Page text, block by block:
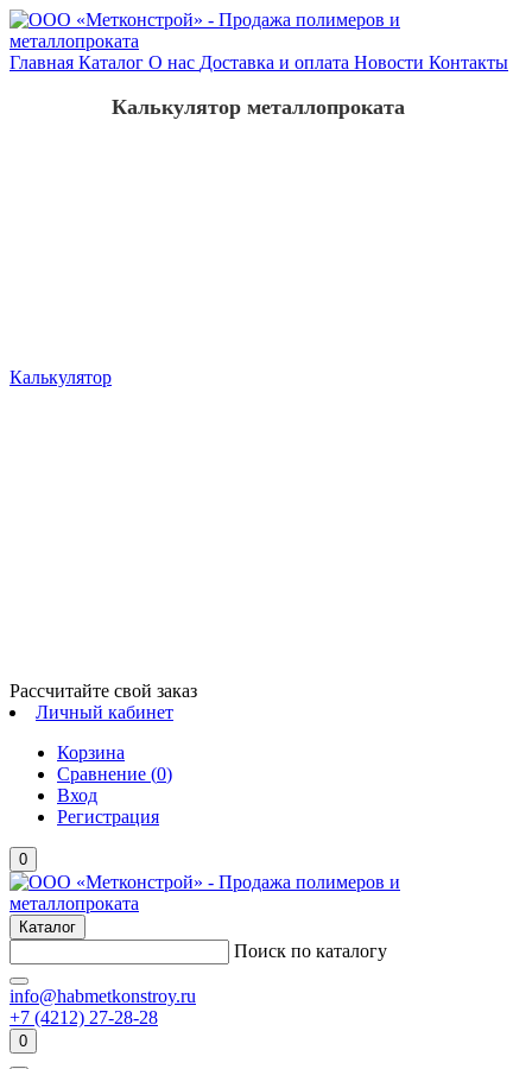
Главная Каталог О нас Доставка и оплата Новости Контакты
Калькулятор
Калькулятор металлопроката
Рассчитайте свой заказ
Личный кабинет
Корзина
Сравнение (0)
Вход
Регистрация
0
Каталог
Поиск по каталогу
info@habmetkonstroy.ru
+7 (4212) 27-28-28
0